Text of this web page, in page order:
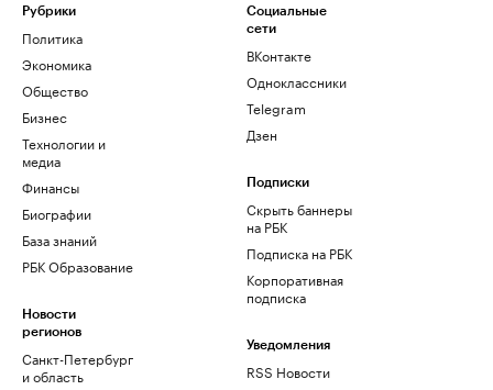
Рубрики
Политика
Экономика
Общество
Бизнес
Технологии и
медиа
Финансы
Биографии
База знаний
РБК Образование
Новости
регионов
Санкт-Петербург
и область
Социальные
сети
ВКонтакте
Одноклассники
Telegram
Дзен
Подписки
Скрыть баннеры
на РБК
Подписка на РБК
Корпоративная
подписка
Уведомления
RSS Новости